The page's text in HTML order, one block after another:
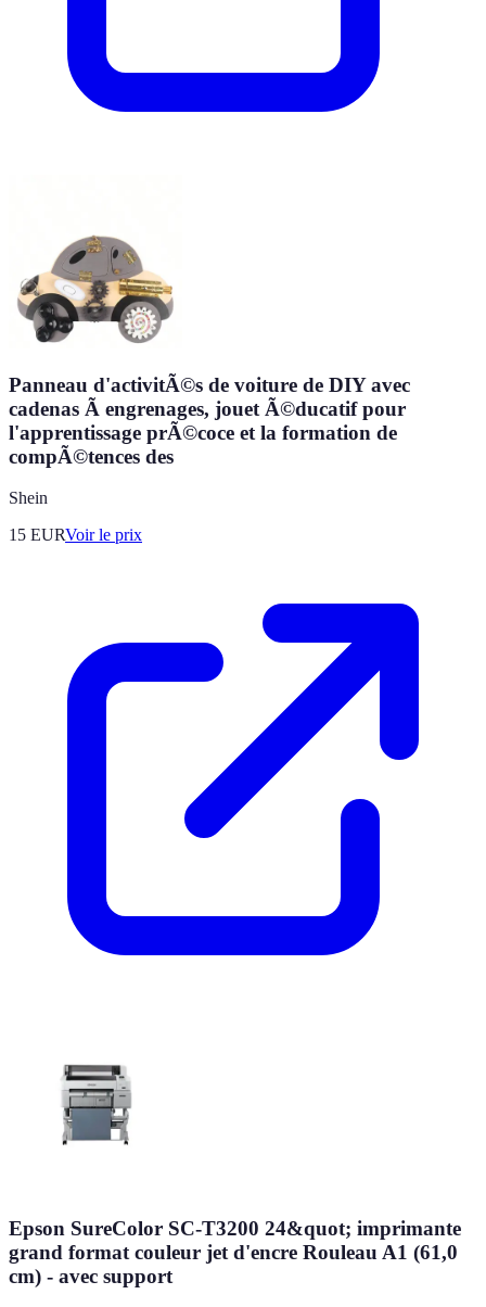
Panneau d'activitÃ©s de voiture de DIY avec
cadenas Ã engrenages, jouet Ã©ducatif pour
l'apprentissage prÃ©coce et la formation de
compÃ©tences des
Shein
15 EURVoir le prix
Epson SureColor SC-T3200 24&quot; imprimante
grand format couleur jet d'encre Rouleau A1 (61,0
cm) - avec support